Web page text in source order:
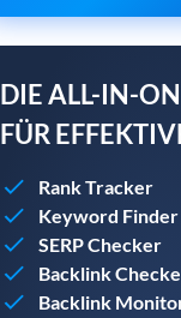
DIE ALL-IN-
FÜR
Rank Tracker
Keyword Finder
SERP Checker
Backlink
Backlink